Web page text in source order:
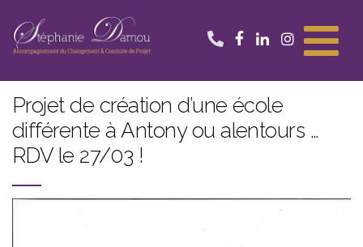
contenu
Projet de création d’une école
différente à Antony ou alentours …
RDV le 27/03 !